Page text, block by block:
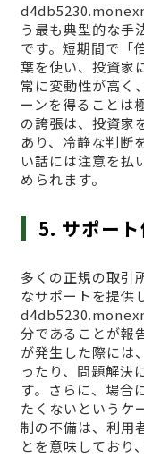
う最も典型的な手
です。短期間で「
葉を使い、投資家
常に変動性が高く
ーンを得ることは
の誇張は、投資家
あり、冷静な判断
い話には注意を払
められます。
5. サポー
多くの正規の取引
なサポートを提供
分であることが報
が発生した際には
ったり、問題解決
す。さらに、場合
たくないというケ
制の不備は、利用
とを意味しており